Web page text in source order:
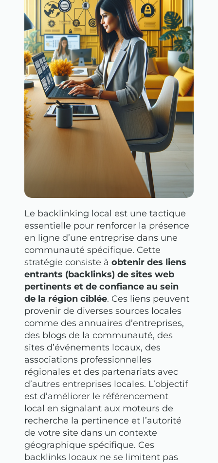
Le backlinking local est une tactique
essentielle pour renforcer la présence
en ligne d’une entreprise dans une
communauté spécifique. Cette
stratégie consiste à obtenir des liens
entrants (backlinks) de sites web
pertinents et de confiance au sein
de la région ciblée. Ces liens peuvent
provenir de diverses sources locales
comme des annuaires d’entreprises,
des blogs de la communauté, des
sites d’événements locaux, des
associations professionnelles
régionales et des partenariats avec
d’autres entreprises locales. L’objectif
est d’améliorer le référencement
local en signalant aux moteurs de
recherche la pertinence et l’autorité
de votre site dans un contexte
géographique spécifique. Ces
backlinks locaux ne se limitent pas